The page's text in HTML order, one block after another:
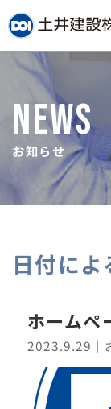
NEWS
お知らせ
日付に
ホームペ
2023.9.29